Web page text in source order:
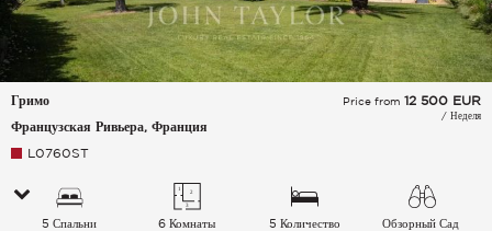
Гримо
Французская Ривьера, Франция
Price from 12 500 EUR
/ Неделя
L0760ST
5 Спальни 6 Комнаты
5 Количество
Обзорный Сад